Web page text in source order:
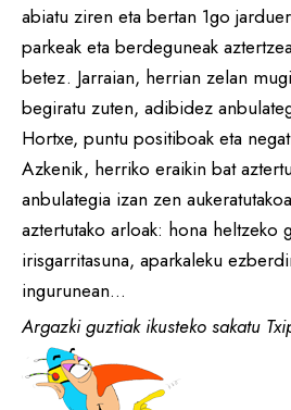
abiatu ziren eta bertan 1go
parkeak eta berdeguneak
betez. Jarraian, herrian zelan
begiratu zuten, adibidez
Hortxe, puntu positiboak eta
Azkenik, herriko eraikin bat
anbulategia izan zen
aztertutako arloak: hona heltzeko
irisgarritasuna, aparkaleku
ingurunean…
Argazki guztiak ikusteko sakatu